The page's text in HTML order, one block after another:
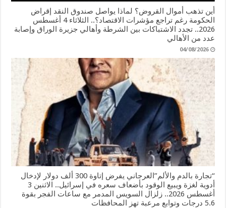
أين تذهب أموال القروض؟ لماذا يواصل صندوق النقد إقراض
الحكومة رغم تراجع مؤشرات الاقتصاد؟.. الثلاثاء 4 أغسطس
2026.. تجدد الاشتباكات بين الشرطة وأهالي جزيرة الوراق وإصابة
عدد من الأهالي
04/08/2026
“تجارة بالدم والألم”العرجاني يفرض إتاوة 300 ألف دولار لإدخال
أدوية لغزة ويبيع الوقود بأضعاف سعره في إسرائيل.. الاثنين 3
أغسطس 2026.. زلزال السويس المدمر مع ساعات الفجر بقوة
5.6 درجات وتوابع مرعبة تهز المحافظات